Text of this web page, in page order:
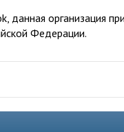
организация
Федерации.